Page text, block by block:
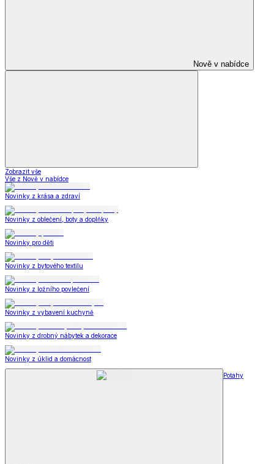
Nově v nabídce
Zobrazit vše
Vše z Nově v nabídce
Novinky z krása a zdraví
Novinky z oblečení, boty a doplňky
Novinky pro děti
Novinky z bytového textilu
Novinky z ložního povlečení
Novinky z vybavení kuchyně
Novinky z drobný nábytek a dekorace
Novinky z úklid a domácnost
Potahy